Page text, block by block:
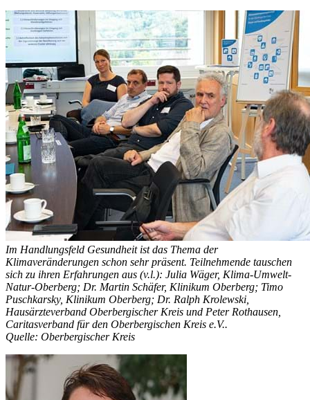
Im Handlungsfeld Gesundheit ist das Thema der
Klimaveränderungen schon sehr präsent. Teilnehmende tauschen
sich zu ihren Erfahrungen aus (v.l.): Julia Wäger, Klima-Umwelt-
Natur-Oberberg; Dr. Martin Schäfer, Klinikum Oberberg; Timo
Puschkarsky, Klinikum Oberberg; Dr. Ralph Krolewski,
Hausärzteverband Oberbergischer Kreis und Peter Rothausen,
Caritasverband für den Oberbergischen Kreis e.V..
Quelle: Oberbergischer Kreis